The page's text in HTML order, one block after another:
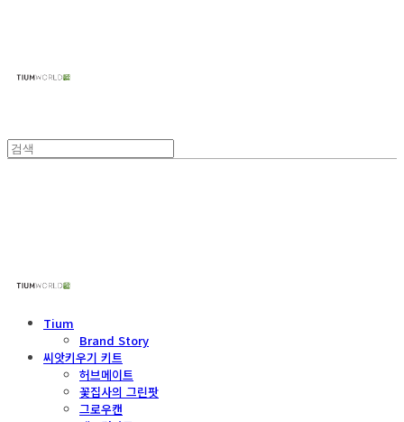
Tium
Brand Story
씨앗키우기 키트
허브메이트
꽃집사의 그린팟
그로우캔